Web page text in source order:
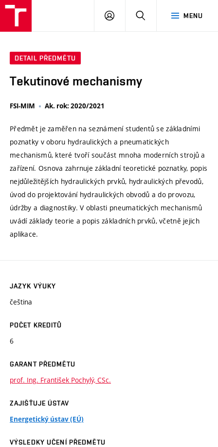
MENU
PŘIHLÁSIT
DETAIL PŘEDMĚTU
Tekutinové mechanismy
FSI-MIM Ak. rok: 2020/2021
Předmět je zaměřen na seznámení studentů se základními
poznatky v oboru hydraulických a pneumatických
mechanismů, které tvoří součást mnoha moderních strojů a
zařízení. Osnova zahrnuje základní teoretické poznatky, popis
nejdůležitějších hydraulických prvků, hydraulických převodů,
úvod do projektování hydraulických obvodů a do provozu,
údržby a diagnostiky. V oblasti pneumatických mechanismů
uvádí základy teorie a popis základních prvků, včetně jejich
aplikace.
JAZYK VÝUKY
čeština
POČET KREDITŮ
6
GARANT PŘEDMĚTU
prof. Ing. František Pochylý, CSc.
ZAJIŠŤUJE ÚSTAV
Energetický ústav (EÚ)
VÝSLEDKY UČENÍ PŘEDMĚTU